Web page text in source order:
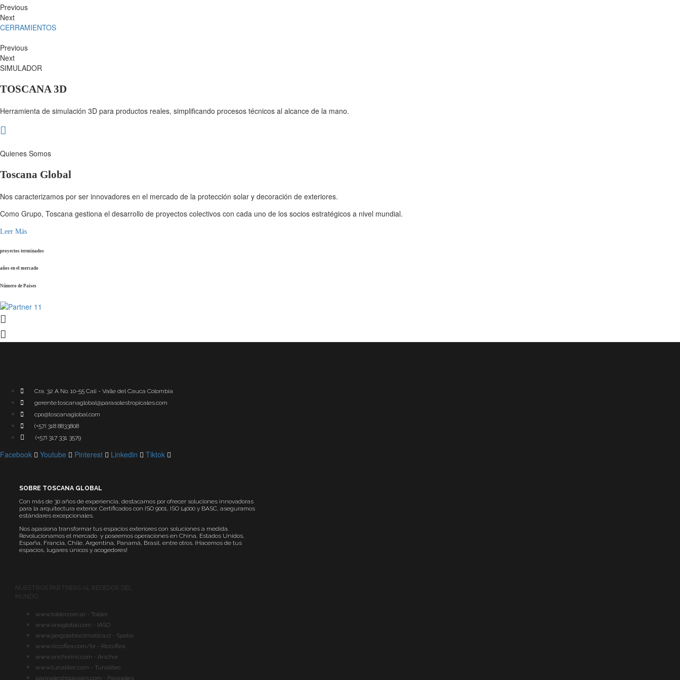
Previous
Next
CERRAMIENTOS
Previous
Next
SIMULADOR
TOSCANA 3D
Herramienta de simulación 3D para productos reales, simplificando procesos técnicos al alcance de la mano.
Quienes Somos
Toscana Global
Nos caracterizamos por ser innovadores en el mercado de la protección solar y decoración de exteriores.
Como Grupo, Toscana gestiona el desarrollo de proyectos colectivos con cada uno de los socios estratégicos a nivel mundial.
Leer Más
proyectos terminados
años en el mercado
Número de Paises
Cra. 32 A No. 10-55 Cali - Valle del Cauca Colombia
gerente.toscanaglobal@parasolestropicales.com
cpo@toscanaglobal.com
(+57) 318 8833808
(+57) 317 331 3579
Facebook Youtube Pinterest Linkedin Tiktok
SOBRE TOSCANA GLOBAL
Con más de 30 años de experiencia, destacamos por ofrecer soluciones innovadoras
para la arquitectura exterior. Certificados con ISO 9001, ISO 14000 y BASC, aseguramos
estándares excepcionales.
Nos apasiona transformar tus espacios exteriores con soluciones a medida.
Revolucionamos el mercado y poseemos operaciones en China, Estados Unidos,
España, Francia, Chile, Argentina, Panamá, Brasil, entre otros. ¡Hacemos de tus
espacios, lugares únicos y acogedores!
NUESTROS PARTNERS AL REDEDOR DEL
MUNDO
www.tolder.com.ar - Tolder
www.iasoglobal.com - IASO
www.pergolabioclimatica.cl - Spatio
www.riccoflex.com/br - Riccoflex
www.anchorinc.com - Anchor
www.tunalitec.com - Tunalitec
parasolestropicales.com - Parasoles